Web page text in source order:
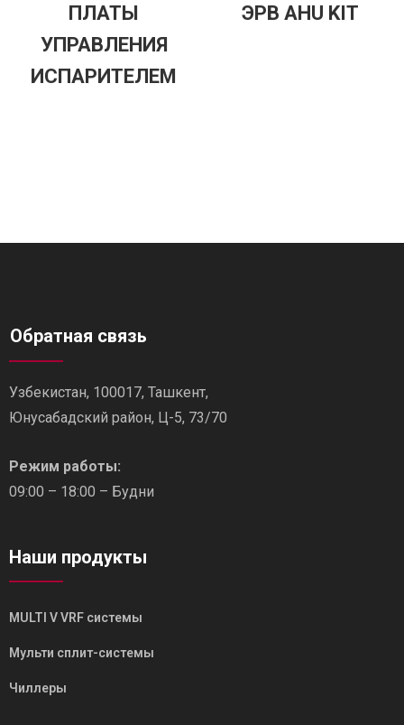
ПЛАТЫ
УПРАВЛЕНИЯ
ИСПАРИТЕЛЕМ
ЭРВ AHU KIT
Обратная связь
Узбекистан, 100017, Ташкент,
Юнусабадский район, Ц-5, 73/70
Режим работы:
09:00 – 18:00 – Будни
Наши продукты
MULTI V VRF системы
Мульти сплит-системы
Чиллеры